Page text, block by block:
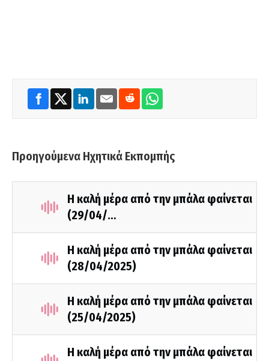
Προηγούμενα Ηχητικά Εκπομπής
Η καλή μέρα από την μπάλα φαίνεται
(29/04/…
Η καλή μέρα από την μπάλα φαίνεται
(28/04/2025)
Η καλή μέρα από την μπάλα φαίνεται
(25/04/2025)
Η καλή μέρα από την μπάλα φαίνεται